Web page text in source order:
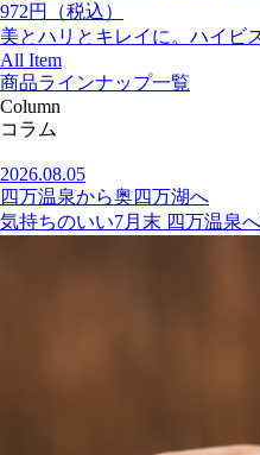
972円（税込）
美とハリとキレイに。ハイビ
All Item
商品ラインナップ一覧
Column
コラム
2026.08.05
四万温泉から奥四万湖へ
気持ちのいい7月末 四万温泉